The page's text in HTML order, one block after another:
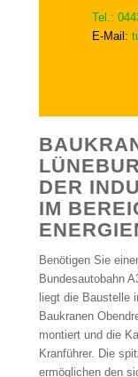
Tel.:
E-Mail:
DER
IM
Benötigen Sie
Bundesautobahn
liegt die Baustelle
Baukranen
montiert und die
Kranführer. Die
ermöglichen den